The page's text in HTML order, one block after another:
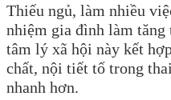
Thiếu ngủ, làm nhiều
nhiệm gia đình làm
tâm lý xã hội này kết
chất, nội tiết tố trong
nhanh hơn.